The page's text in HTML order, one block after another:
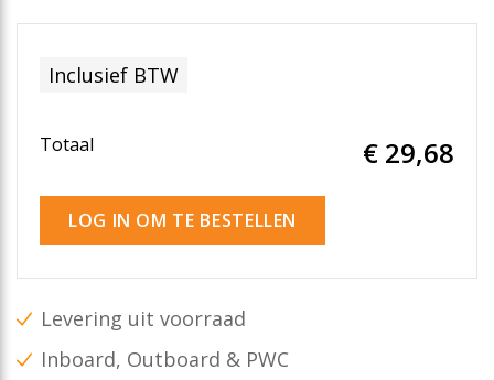
Inclusief BTW
Totaal € 29,68
LOG IN OM TE BESTELLEN
Levering uit voorraad
Inboard, Outboard & PWC